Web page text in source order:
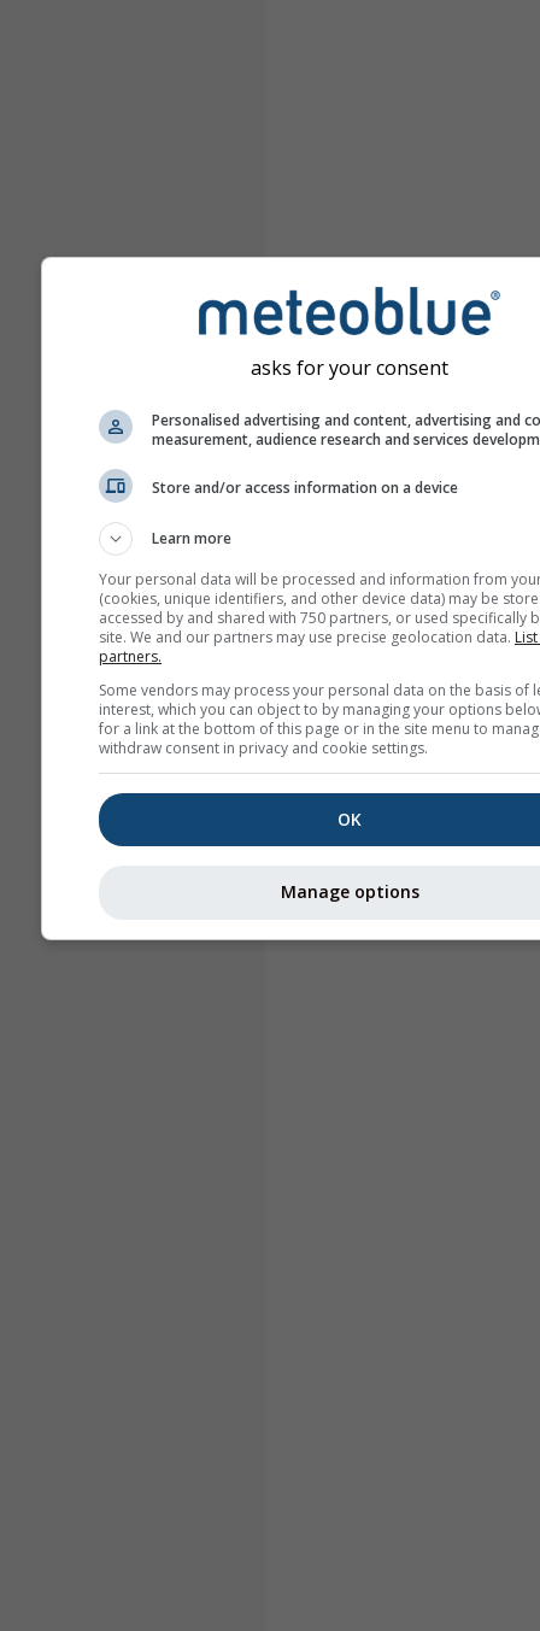
asks for your consent
Personalised advertising and content, advertising and
measurement, audience research and services
Store and/or access information on a device
Learn more
Your personal data will be processed and information from
(cookies, unique identifiers, and other device data) may be
accessed by and shared with 750 partners, or used specifically
site. We and our partners may use precise geolocation data.
partners.
Some vendors may process your personal data on the basis of
interest, which you can object to by managing your options
for a link at the bottom of this page or in the site menu to
withdraw consent in privacy and cookie settings.
OK
Manage options